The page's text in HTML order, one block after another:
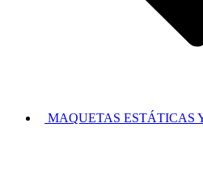
MAQUETAS ESTÁTICAS